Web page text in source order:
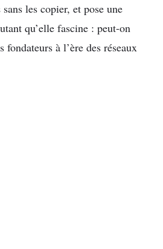
les copier, et pose une
qu’elle fascine : peut-on
à l’ère des réseaux